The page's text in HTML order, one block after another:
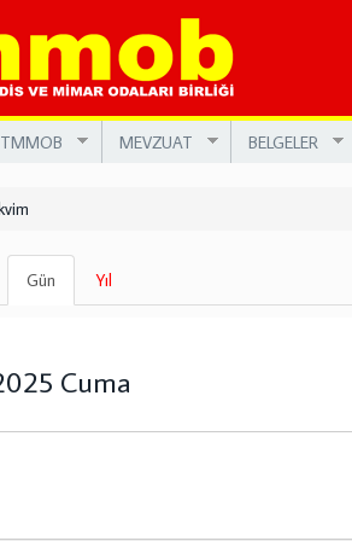
TMMOB MEVZUAT BELGELER
Gün
sekme)
Yıl
Cuma